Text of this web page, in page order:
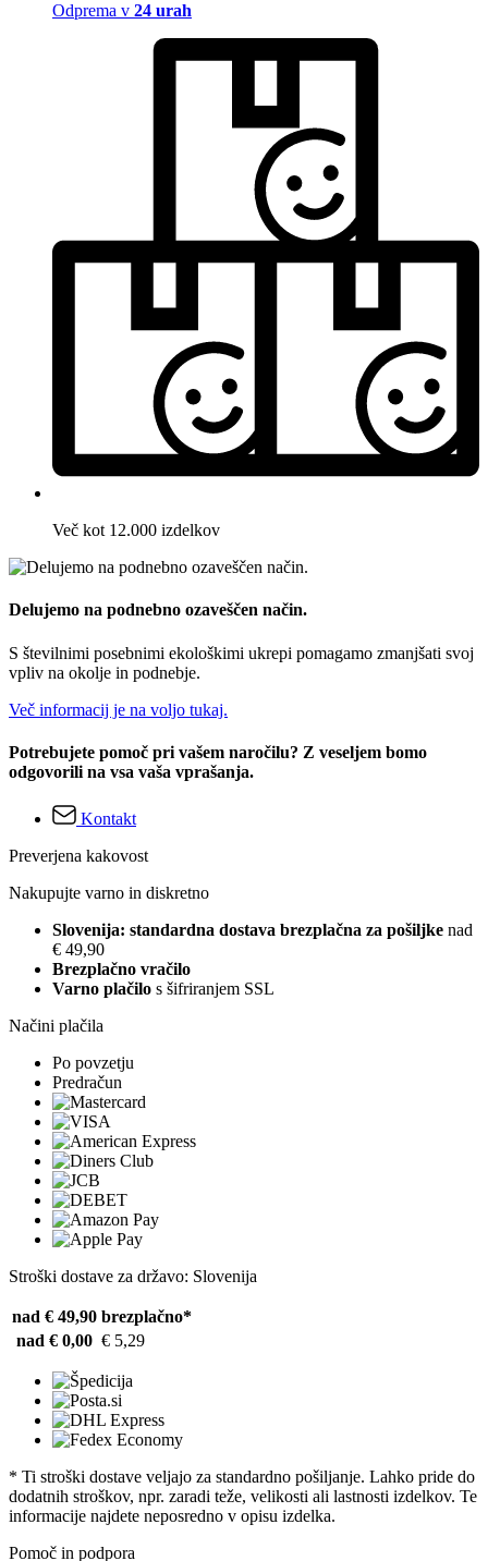
Odprema v 24 urah
Več kot 12.000 izdelkov
Delujemo na podnebno ozaveščen način.
S številnimi posebnimi ekološkimi ukrepi pomagamo zmanjšati svoj
vpliv na okolje in podnebje.
Več informacij je na voljo tukaj.
Potrebujete pomoč pri vašem naročilu? Z veseljem bomo
odgovorili na vsa vaša vprašanja.
Kontakt
Preverjena kakovost
Nakupujte varno in diskretno
Slovenija: standardna dostava brezplačna za pošiljke nad
€ 49,90
Brezplačno vračilo
Varno plačilo s šifriranjem SSL
Načini plačila
Po povzetju
Predračun
Stroški dostave za državo: Slovenija
nad € 49,90 brezplačno*
nad € 0,00 € 5,29
* Ti stroški dostave veljajo za standardno pošiljanje. Lahko pride do
dodatnih stroškov, npr. zaradi teže, velikosti ali lastnosti izdelkov. Te
informacije najdete neposredno v opisu izdelka.
Pomoč in podpora